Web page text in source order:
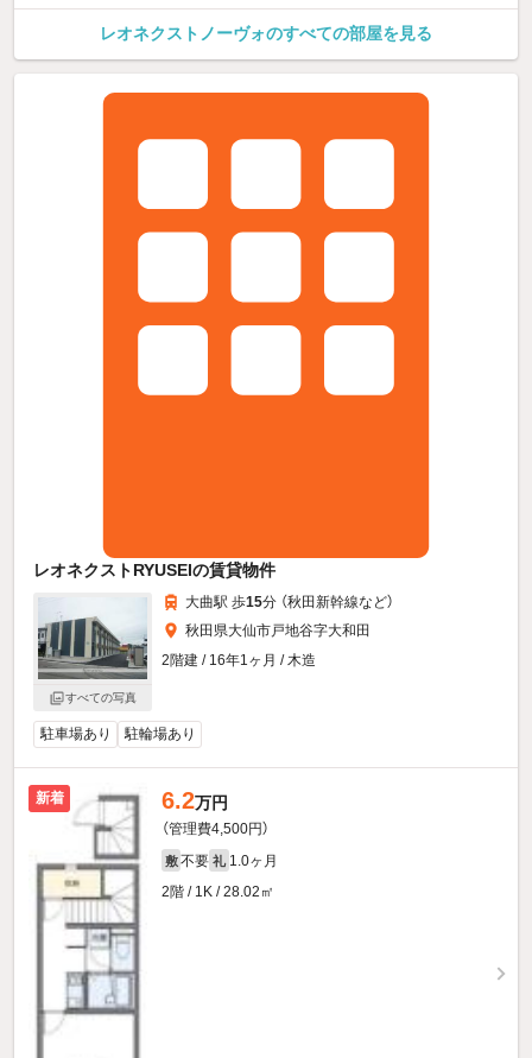
レオネクストノーヴォのすべての部屋を見る
レオネクストRYUSEIの賃貸物件
すべての写真
大曲駅 歩15分 （秋田新幹線など）
秋田県大仙市戸地谷字大和田
2階建 / 16年1ヶ月 / 木造
駐車場あり 駐輪場あり
新着 6.2万円
（管理費4,500円）
敷 不要 礼 1.0ヶ月
2階 / 1K / 28.02㎡